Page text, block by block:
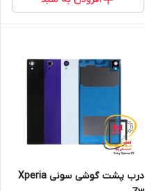
درب پشت گوشی سونی Xperia